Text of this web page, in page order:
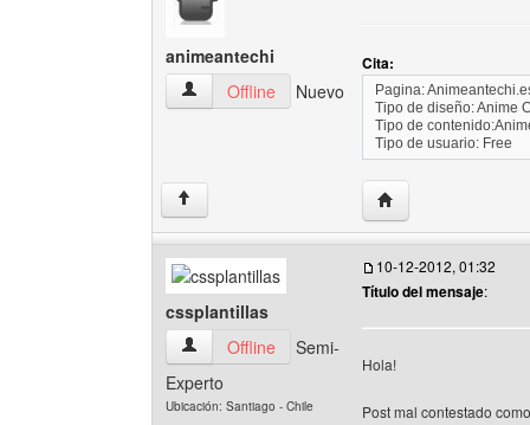
animeantechi
animeantechi Ver perfil del usuario
Offline Nuevo
Cita:
Pagina:
Tipo de diseño: Anime
Tipo de
Tipo de usuario: Free
↑ Visitar sitio web del
cssplantillas
cssplantillas Ver perfil del usuario
Offline
Semi-
Experto
Ubicación: Santiago - Chile
10-12-2012, 01:32
Título del mensaje:
Hola!
Post mal contestado